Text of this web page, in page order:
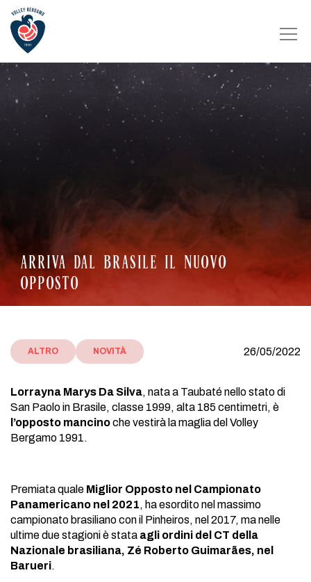
ARRIVA DAL BRASILE IL NUOVO
OPPOSTO
ALTRO NOVITÀ 26/05/2022
Lorrayna Marys Da Silva, nata a Taubaté nello stato di
San Paolo in Brasile, classe 1999, alta 185 centimetri, è
l’opposto mancinoche vestirà la maglia del Volley
Bergamo 1991.
Premiata quale Miglior Opposto nel Campionato
Panamericano nel 2021, ha esordito nel massimo
campionato brasiliano con il Pinheiros, nel 2017, ma nelle
ultime due stagioni è stata agli ordini del CT della
Nazionale brasiliana, Zé Roberto Guimarães, nel
Barueri.